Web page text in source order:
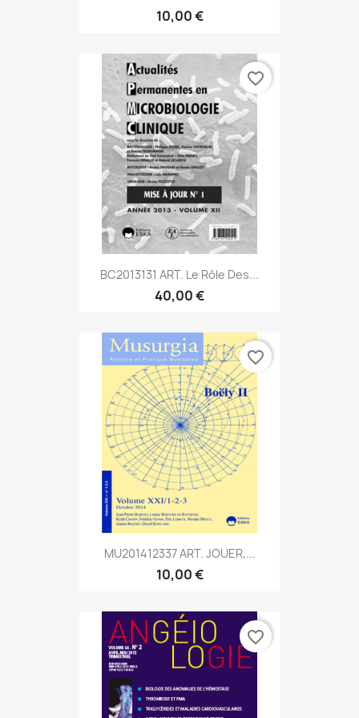
10,00 €
BC2013131 ART. Le Rôle Des...
40,00 €
favorite_border
MU201412337 ART. JOUER,...
10,00 €
favorite_border
favorite_border